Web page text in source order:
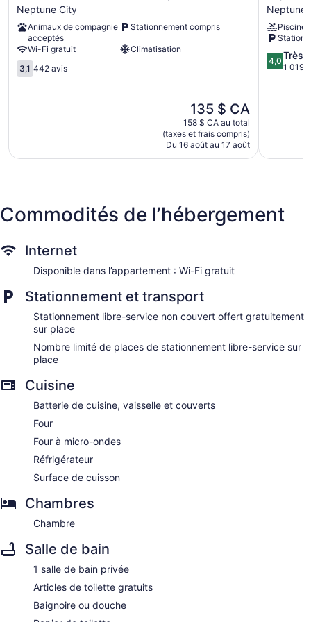
6
Tinton
Falls,
NJ
–
Neptune
Neptune
Neptune City
Animaux de compagnie
acceptés
Stationnement compris
Wi-Fi gratuit Climatisation
3.1
sur
3,1 442 avis
Le
prix
est
de
135 $ CA
135 $ CA
158 $ CA au total
(taxes et frais compris)
Du 16 août au 17 août
Inn
Neptune
Neptune
City
Neptune
Piscine
4.0
sur
4,0 Très
1 019
Commodités de l’hébergement
Internet
Disponible dans l’appartement : Wi-Fi gratuit
Stationnement et transport
Stationnement libre-service non couvert offert gratuitement
sur place
Nombre limité de places de stationnement libre-service sur
place
Cuisine
Batterie de cuisine, vaisselle et couverts
Four
Four à micro-ondes
Réfrigérateur
Surface de cuisson
Chambres
Chambre
Salle de bain
1 salle de bain privée
Articles de toilette gratuits
Baignoire ou douche